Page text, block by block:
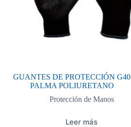
GUANTES DE PROTECCIÓN G40
PALMA POLIURETANO
Protección de Manos
Leer más